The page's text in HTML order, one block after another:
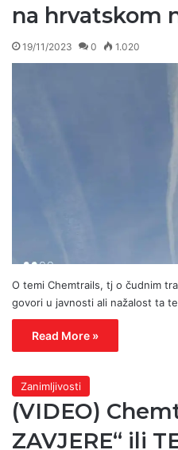
na hrvatskom
19/11/2023 0 1.020
O temi Chemtrails, tj o čudnim
govori u javnosti ali nažalost ta
Read More »
Zanimljivosti
(VIDEO)
ZAVJERE“ ili